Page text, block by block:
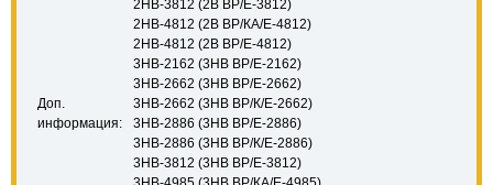
Доп.
информация:
2НВ-3812 (2B BP/Е-3812)
2НВ-4812 (2B BP/КА/Е-4812)
2НВ-4812 (2B BP/Е-4812)
3НВ-2162 (3HB BP/E-2162)
3НВ-2662 (3HB BP/E-2662)
3НВ-2662 (3HB BP/К/E-2662)
3НВ-2886 (3HB BP/E-2886)
3НВ-2886 (3HB BP/К/E-2886)
3НВ-3812 (3HB BP/E-3812)